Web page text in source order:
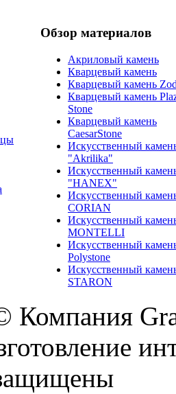
Обзор материалов
Акриловый камень
Кварцевый камень
Кварцевый камень
Кварцевый камень
Stone
Кварцевый камень
CaesarStone
Искусственный
"Akrilika"
Искусственный
"HANEX"
Искусственный
CORIAN
Искусственный
MONTELLI
Искусственный
Polystone
Искусственный
STARON
Компания